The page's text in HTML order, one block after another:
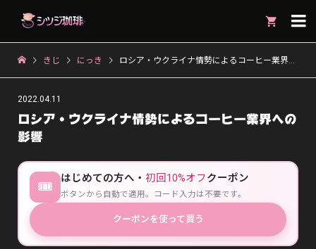

きじ にっき ロシア・ウクライナ情勢によるコーヒー業界への影響
2022.04.11
ロシア・ウクライナ情勢によるコーヒー業界への
影響
🎟 はじめての方へ・初回10%オフクーポン
ボタンから自動で適用。コード入力は不要です。
クーポンを使って買う